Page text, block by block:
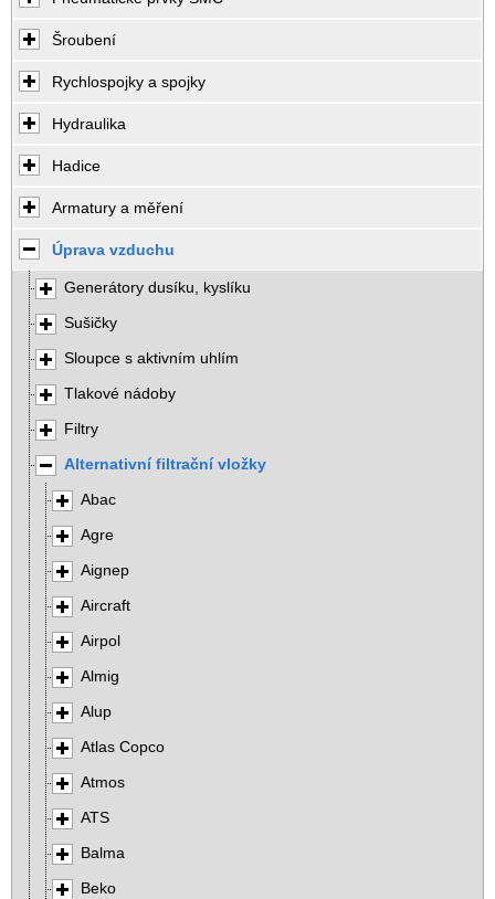
Šroubení
Rychlospojky a spojky
Hydraulika
Hadice
Armatury a měření
Úprava vzduchu
Generátory dusíku, kyslíku
Sušičky
Sloupce s aktivním uhlím
Tlakové nádoby
Filtry
Alternativní filtrační vložky
Abac
Agre
Aignep
Aircraft
Airpol
Almig
Alup
Atlas Copco
Atmos
ATS
Balma
Beko